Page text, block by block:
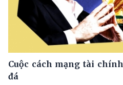
Cuộc cách mạng tài
đá